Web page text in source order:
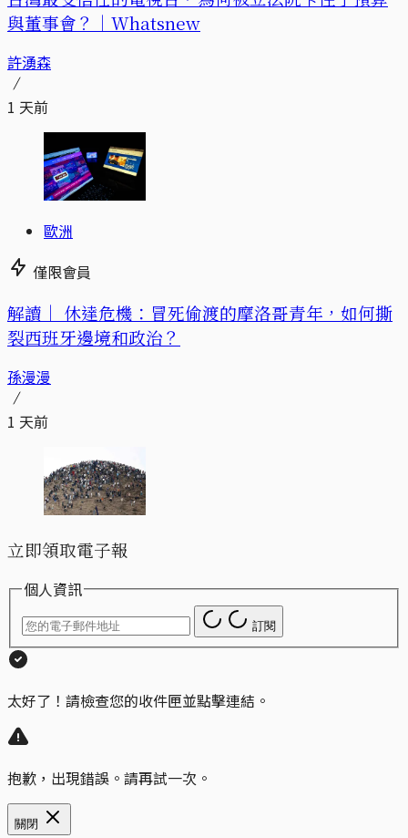
與董事會？｜Whatsnew
許湧森
1 天前
歐洲
僅限會員
解讀｜ 休達危機：冒死偷渡的摩洛哥青年，如何撕
裂西班牙邊境和政治？
孫漫漫
1 天前
立即領取電子報
個人資訊
訂閱
太好了！請檢查您的收件匣並點擊連結。
抱歉，出現錯誤。請再試一次。
關閉